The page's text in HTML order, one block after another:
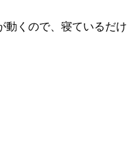
くので、寝ているだ